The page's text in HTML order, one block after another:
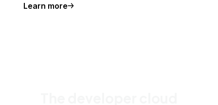
Learn more